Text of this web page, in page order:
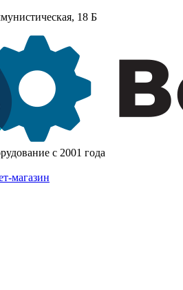
18 Б
с 2001 года
магазин